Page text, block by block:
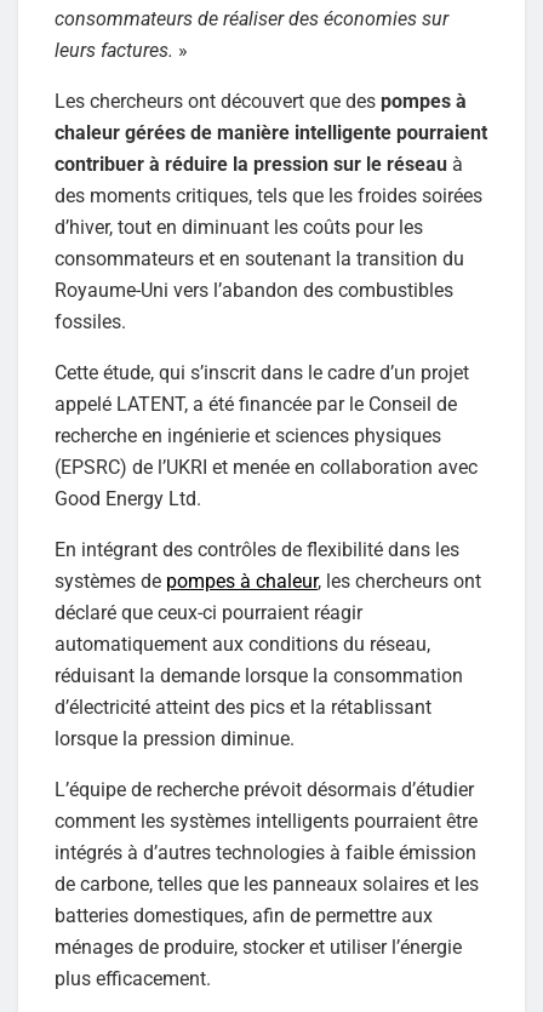
consommateurs de réaliser des économies sur
leurs factures. »
Les chercheurs ont découvert que des pompes à
chaleur gérées de manière intelligente pourraient
contribuer à réduire la pression sur le réseau à
des moments critiques, tels que les froides soirées
d’hiver, tout en diminuant les coûts pour les
consommateurs et en soutenant la transition du
Royaume-Uni vers l’abandon des combustibles
fossiles.
Cette étude, qui s’inscrit dans le cadre d’un projet
appelé LATENT, a été financée par le Conseil de
recherche en ingénierie et sciences physiques
(EPSRC) de l’UKRI et menée en collaboration avec
Good Energy Ltd.
En intégrant des contrôles de flexibilité dans les
systèmes de pompes à chaleur, les chercheurs ont
déclaré que ceux-ci pourraient réagir
automatiquement aux conditions du réseau,
réduisant la demande lorsque la consommation
d’électricité atteint des pics et la rétablissant
lorsque la pression diminue.
L’équipe de recherche prévoit désormais d’étudier
comment les systèmes intelligents pourraient être
intégrés à d’autres technologies à faible émission
de carbone, telles que les panneaux solaires et les
batteries domestiques, afin de permettre aux
ménages de produire, stocker et utiliser l’énergie
plus efficacement.